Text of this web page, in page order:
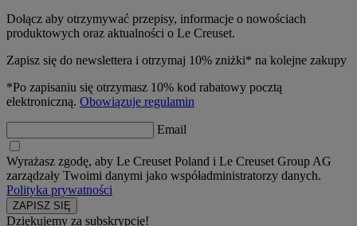
Dołącz aby otrzymywać przepisy, informacje o nowościach
produktowych oraz aktualności o Le Creuset.
Zapisz się do newslettera i otrzymaj 10% zniżki* na kolejne zakupy
*Po zapisaniu się otrzymasz 10% kod rabatowy pocztą
elektroniczną. Obowiązuje regulamin
Email
Wyrażasz zgodę, aby Le Creuset Poland i Le Creuset Group AG
zarządzały Twoimi danymi jako współadministratorzy danych.
Polityka prywatności
Dziękujemy za subskrypcję!